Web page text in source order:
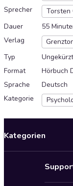
Sprecher
Torsten
Dauer
55
Verlag
Typ
Ungekürzt
Format
Hörbuch
Sprache
Deutsch
Kategorie
Kategorien